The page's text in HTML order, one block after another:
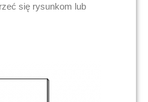
się rysunkom lub